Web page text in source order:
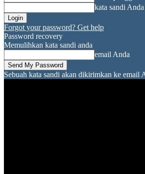
kata sandi Anda
Forgot your password? Get help
Password recovery
Memulihkan kata sandi anda
email Anda
Sebuah kata sandi akan dikirimkan ke email